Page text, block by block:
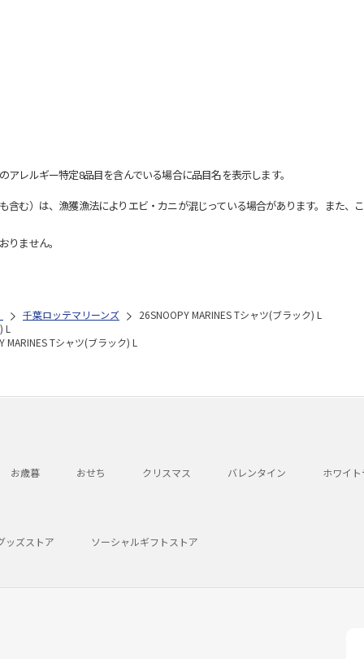
レルギー特定8品目を含んでいる場合に品目名を表示します。
む）は、漁獲漁法によりエビ・カニが混じっている場合があります。また、
ません。
千葉ロッテマリーンズ
26SNOOPY MARINES Tシャツ(ブラック) L
L
MARINES Tシャツ(ブラック) L
お歳暮 おせち クリスマス バレンタイン ホワイ
ッズストア ソーシャルギフトストア